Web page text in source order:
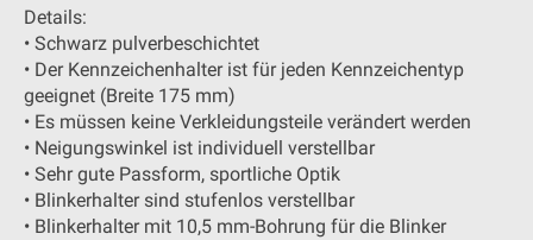
Details:
• Schwarz pulverbeschichtet
• Der Kennzeichenhalter ist für jeden Kennzeichentyp
geeignet (Breite 175 mm)
• Es müssen keine Verkleidungsteile verändert werden
• Neigungswinkel ist individuell verstellbar
• Sehr gute Passform, sportliche Optik
• Blinkerhalter sind stufenlos verstellbar
• Blinkerhalter mit 10,5 mm-Bohrung für die Blinker